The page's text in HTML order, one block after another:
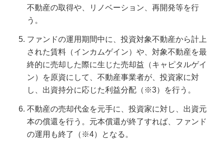
不動産の取得や、リノベーション、再開発等を行
う。
ファンドの運用期間中に、投資対象不動産から計上
された賃料（インカムゲイン）や、対象不動産を最
終的に売却した際に生じた売却益（キャピタルゲイ
ン）を原資にして、不動産事業者が、投資家に対
し、出資持分に応じた利益分配（※3）を行う。
不動産の売却代金を元手に、投資家に対し、出資元
本の償還を行う。元本償還が終了すれば、ファンド
の運用も終了（※4）となる。